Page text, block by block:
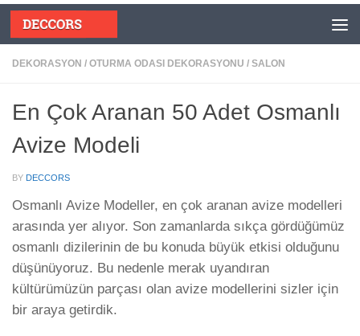
Skip to content
DEKORASYON / OTURMA ODASI DEKORASYONU / SALON
En Çok Aranan 50 Adet Osmanlı
Avize Modeli
BY DECCORS
Osmanlı Avize Modeller, en çok aranan avize modelleri
arasında yer alıyor. Son zamanlarda sıkça gördüğümüz
osmanlı dizilerinin de bu konuda büyük etkisi olduğunu
düşünüyoruz. Bu nedenle merak uyandıran
kültürümüzün parçası olan avize modellerini sizler için
bir araya getirdik.